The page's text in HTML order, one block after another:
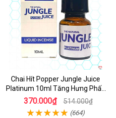
Chai Hít Popper Jungle Juice
Platinum 10ml Tăng Hưng Phấn
Mạnh
370.000₫ 514.000₫
(664)